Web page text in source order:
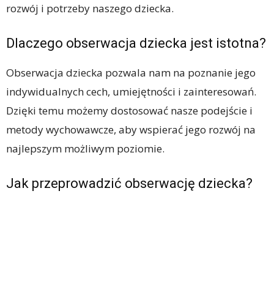
rozwój i potrzeby naszego dziecka.
Dlaczego obserwacja dziecka jest istotna?
Obserwacja dziecka pozwala nam na poznanie jego
indywidualnych cech, umiejętności i zainteresowań.
Dzięki temu możemy dostosować nasze podejście i
metody wychowawcze, aby wspierać jego rozwój na
najlepszym możliwym poziomie.
Jak przeprowadzić obserwację dziecka?